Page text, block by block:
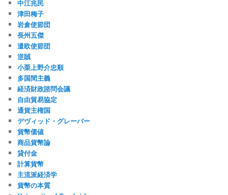
中江兆民
津田梅子
岩倉使節団
長州五傑
遣欧使節団
逆賊
小栗上野介忠順
多国間主義
経済財政諮問会議
自由貿易協定
通貨主権国
デヴィッド・グレーバー
貨幣価値
商品貨幣論
貸付金
計算貨幣
主流派経済学
貨幣の本質